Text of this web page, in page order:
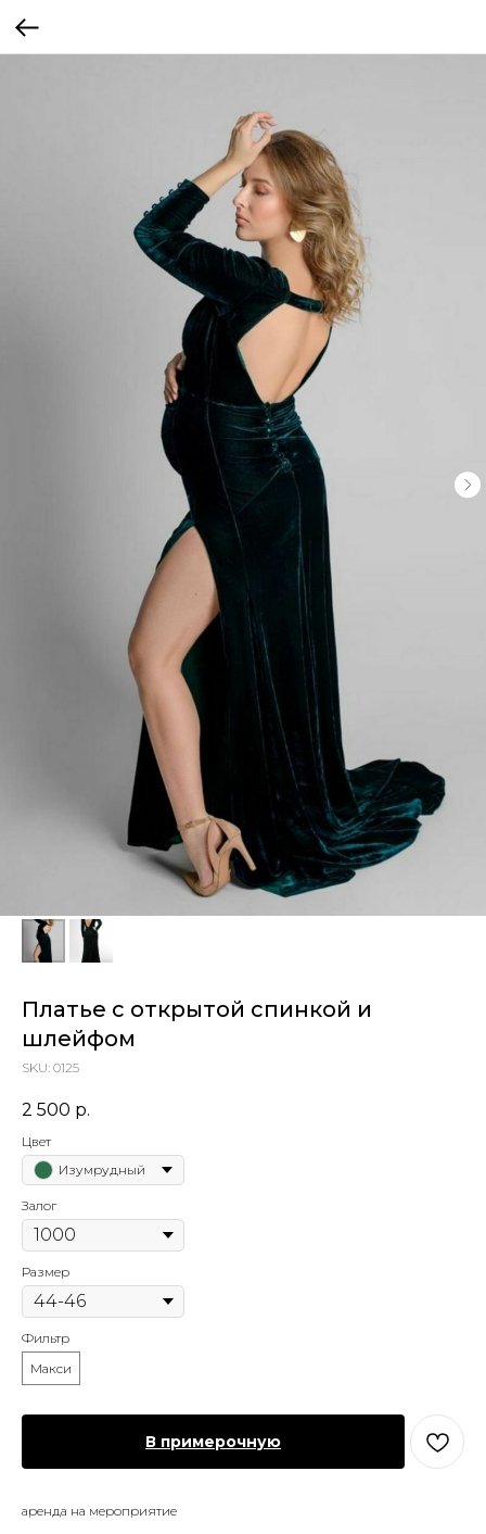
Платье с открытой спинкой и
шлейфом
SKU: 0125
2 500 р.
Цвет
Изумрудный
Залог
Размер
Фильтр
Макси
В примерочную
аренда на мероприятие